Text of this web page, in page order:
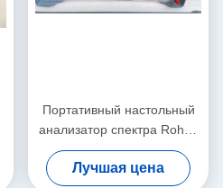
Портативный настольный
анализатор спектра Rohde
and Schwarz FSP40 с
диапазоном от 9 кГц до 40
Лучшая цена